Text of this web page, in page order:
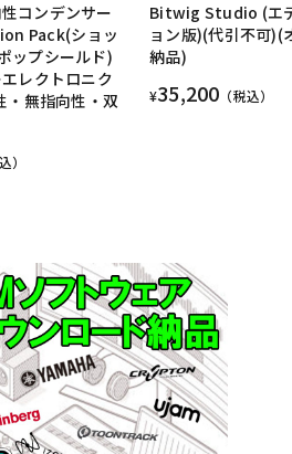
コンデンサー
Pack(ショッ
ップシールド)
レクトロニク
・無指向性・双
）
Bitwig Studio (エ
ョン版)(代引不可)(
納品)
¥35,200 （税込）